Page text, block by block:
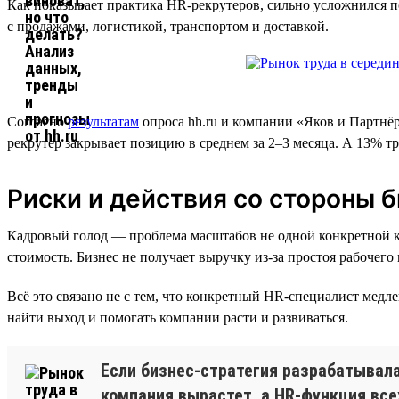
Как показывает практика HR-рекрутеров, сильно
с продажами, логистикой, транспортом и доставкой.
Согласнорезультатам опроса hh.ru и компании «Яков и
рекрутер закрывает позицию в среднем за 2–3 месяца. А 13%
Риски и действия со стороны
Кадровый голод — проблема масштабов не одной конкретной
стоимость. Бизнес не получает выручку из-за простоя
Всё это связано не с тем, что конкретный HR-специалист
найти выход и помогать компании расти и развиваться.
Если бизнес-стратегия